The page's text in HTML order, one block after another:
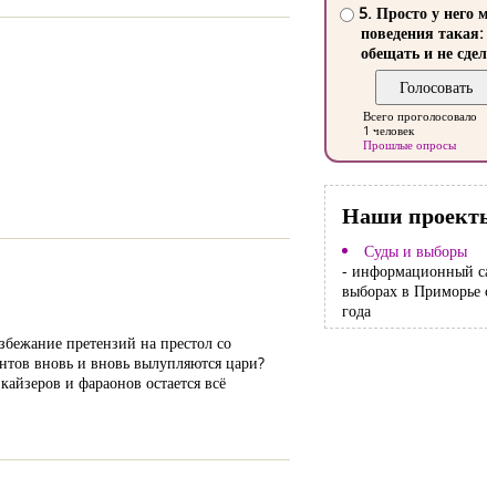
претензий на престол со
вновь и вновь вылупляются цари?
и фараонов остается всё
5. Просто у него
поведения такая:
обещать и не
Всего проголосовало
1 человек
Прошлые опросы
Наши
Суды и выборы
- информационный
выборах в Приморье
года